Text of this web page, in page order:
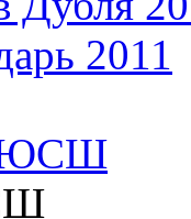
2011